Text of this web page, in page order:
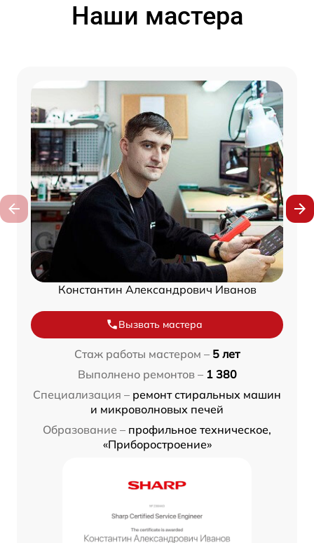
Наши мастера
Константин Александрович Иванов
Вызвать мастера
Стаж работы мастером – 5 лет
Выполнено ремонтов – 1 380
Специализация – ремонт стиральных машин
и микроволновых печей
Образование – профильное техническое,
«Приборостроение»